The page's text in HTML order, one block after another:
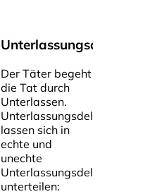
Unterlassungsdelikte
Der Täter begeht
die Tat durch
Unterlassen.
Unterlassungsdelikte
lassen sich in
echte und
unechte
Unterlassungsdelikte
unterteilen: